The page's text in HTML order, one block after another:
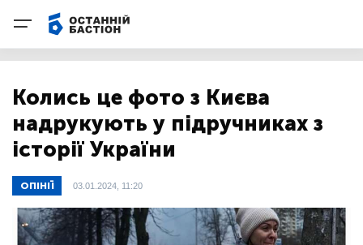
Колись це фото з Києва
надрукують у підручниках з
історії України
ОПІНІЇ 03.01.2024, 11:20